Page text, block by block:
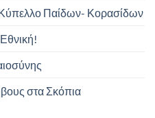
Παίδων- Κορασίδων
Εθνική!
στα Σκόπια